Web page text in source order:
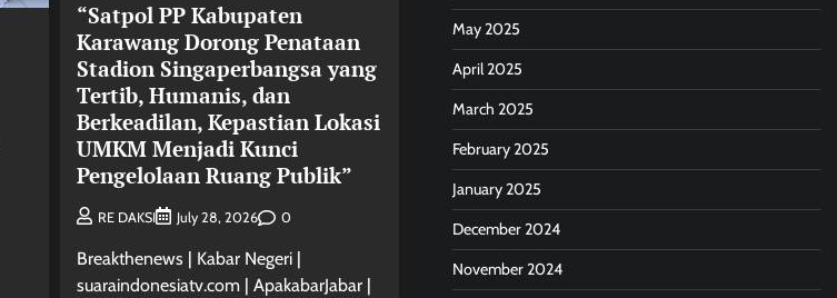
“Satpol PP Kabupaten
Karawang Dorong Penataan
Stadion Singaperbangsa yang
Tertib, Humanis, dan
Berkeadilan, Kepastian Lokasi
UMKM Menjadi Kunci
Pengelolaan Ruang Publik”
RE DAKSI July 28, 2026 0
Breakthenews | Kabar Negeri |
suaraindonesiatv.com | ApakabarJabar |
May 2025
April 2025
March 2025
February 2025
January 2025
December 2024
November 2024